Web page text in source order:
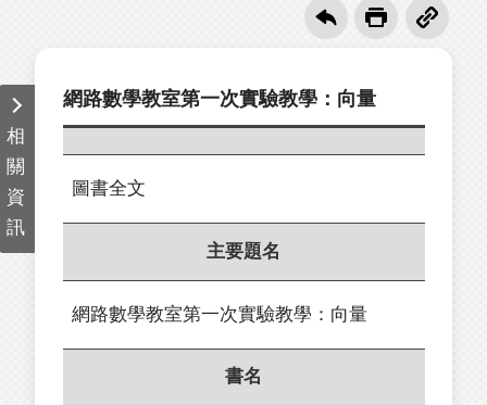
相
關
資
訊
網路數學教室第一次實驗教學：向量
圖書全文
主要題名
網路數學教室第一次實驗教學：向量
書名